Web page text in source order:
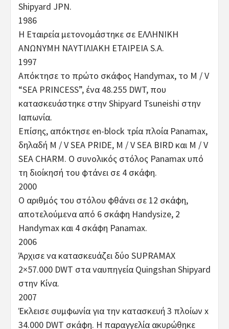
Shipyard JPN.
1986
Η Εταιρεία μετονομάστηκε σε ΕΛΛΗΝΙΚΗ
ΑΝΩΝΥΜΗ ΝΑΥΤΙΛΙΑΚΗ ΕΤΑΙΡΕΙΑ S.A.
1997
Απόκτησε το πρώτο σκάφος Handymax, το M / V
“SEA PRINCESS”, ένα 48.255 DWT, που
κατασκευάστηκε στην Shipyard Tsuneishi στην
Ιαπωνία.
Επίσης, απόκτησε en-block τρία πλοία Panamax,
δηλαδή M / V SEA PRIDE, M / V SEA BIRD και M / V
SEA CHARM. Ο συνολικός στόλος Panamax υπό
τη διοίκησή του φτάνει σε 4 σκάφη.
2000
Ο αριθμός του στόλου φθάνει σε 12 σκάφη,
αποτελούμενα από 6 σκάφη Handysize, 2
Handymax και 4 σκάφη Panamax.
2006
Άρχισε να κατασκευάζει δύο SUPRAMAX
2×57.000 DWT στα ναυπηγεία Quingshan Shipyard
στην Κίνα.
2007
Έκλεισε συμφωνία για την κατασκευή 3 πλοίων x
34.000 DWT σκάφη. Η παραγγελία ακυρώθηκε